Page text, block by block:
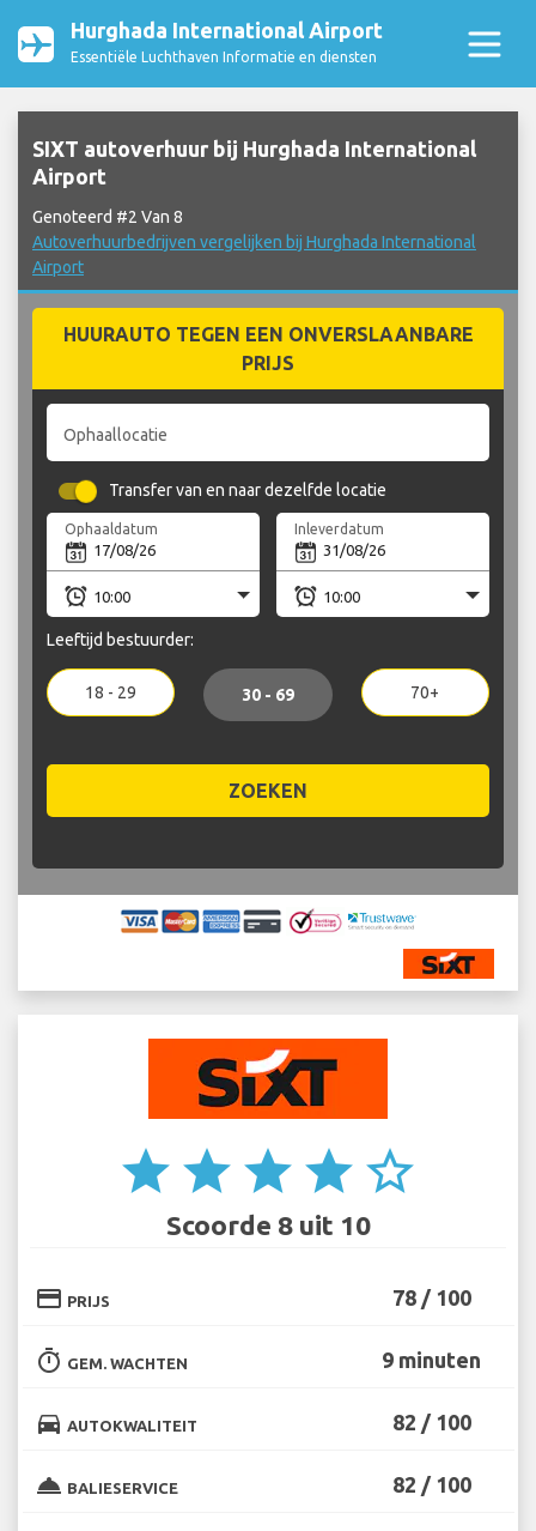
Hurghada International Airport
Essentiële Luchthaven Informatie en diensten
SIXT autoverhuur bij Hurghada International
Airport
Genoteerd #2 Van 8
Autoverhuurbedrijven vergelijken bij Hurghada International
Airport
HUURAUTO TEGEN EEN ONVERSLAANBARE
PRIJS
Ophaallocatie
Transfer van en naar dezelfde locatie
Ophaaldatum Inleverdatum
Leeftijd bestuurder:
18 - 29 30 - 69 70+
ZOEKEN
star star star star star_border
Scoorde 8 uit 10
credit_card PRIJS 78 / 100
timer GEM. WACHTEN 9 minuten
directions_car AUTOKWALITEIT 82 / 100
room_service BALIESERVICE 82 / 100